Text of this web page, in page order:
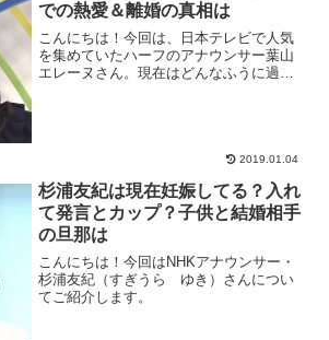
での熱愛＆離婚の真相は
こんにちは！今回は、日本テレビで人気
を集めていたハーフのアナウンサー葉山
エレーヌさん。現在はどんなふうに過ご
2019.01.04
杉浦友紀は現在妊娠してる？入れ
て発言とカップ？子供と結婚相手
の旦那は
こんにちは！今回はNHKアナウンサー・
杉浦友紀（すぎうら ゆき）さんについ
てご紹介します。